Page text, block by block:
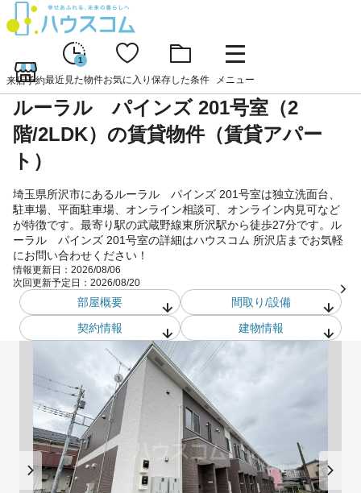
来店予約
1
最近見た物件お気に入り 保存した条件 メニュー
ルーラル パインズ 201号室（2
階/2LDK）の賃貸物件（賃貸アパー
ト）
埼玉県所沢市にあるルーラル パインズ 201号室は独立洗面台、
駐車場、平面駐車場、オンライン相談可、オンライン内見可など
が特徴です。最寄り駅の武蔵野線東所沢駅から徒歩27分です。ル
ーラル パインズ 201号室の詳細はハウスコム 所沢店までお気軽
にお問い合わせください！
情報更新日： 2026/08/06
次回更新予定日： 2026/08/20
部屋概要
間取り/設備
契約情報
建物情報